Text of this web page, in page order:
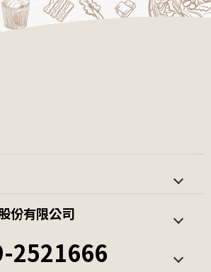
薯條 / 蔬菜
公升冰淇淋
訂單查詢
份有限公司
2521666